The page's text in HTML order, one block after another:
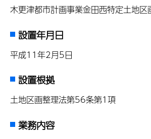
木更津都市計画事業金田西特定土地区
設置年月日
平成11年2月5日
設置根拠
土地区画整理法第56条第1項
業務内容